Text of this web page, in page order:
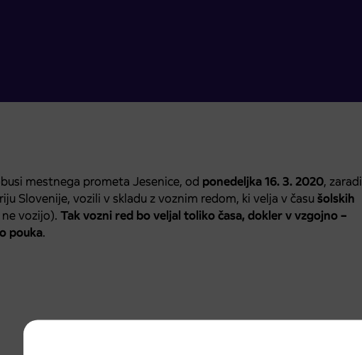
mestnega prometa Jesenice, od ponedeljka 16. 3. 2020, zaradi
Slovenije, vozili v skladu z voznim redom, ki velja v času šolskih
vozijo). Tak vozni red bo veljal toliko časa, dokler v vzgojno –
pouka.